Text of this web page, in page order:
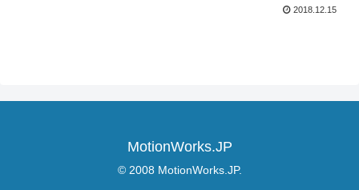
2018.12.15
MotionWorks.JP
© 2008 MotionWorks.JP.